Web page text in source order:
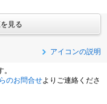
見る
アイコンの説明
のお問合せよりご連絡くださ